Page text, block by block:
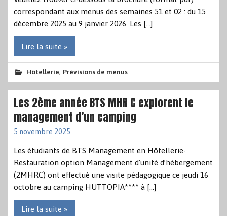
correspondant aux menus des semaines 51 et 02 : du 15
décembre 2025 au 9 janvier 2026. Les […]
Lire la suite »
Hôtellerie, Prévisions de menus
Les 2ème année BTS MHR C explorent le
management d’un camping
5 novembre 2025
Les étudiants de BTS Management en Hôtellerie-
Restauration option Management d’unité d’hébergement
(2MHRC) ont effectué une visite pédagogique ce jeudi 16
octobre au camping HUTTOPIA**** à […]
Lire la suite »